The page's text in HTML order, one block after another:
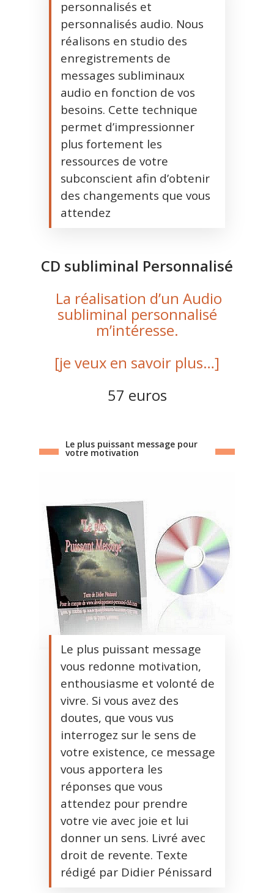
personnalisés et
personnalisés audio. Nous
réalisons en studio des
enregistrements de
messages subliminaux
audio en fonction de vos
besoins. Cette technique
permet d’impressionner
plus fortement les
ressources de votre
subconscient afin d’obtenir
des changements que vous
attendez
CD subliminal Personnalisé
La réalisation d’un Audio
subliminal personnalisé
m’intéresse.
[je veux en savoir plus…]
57 euros
Le plus puissant message pour
votre motivation
Le plus puissant message
vous redonne motivation,
enthousiasme et volonté de
vivre. Si vous avez des
doutes, que vous vus
interrogez sur le sens de
votre existence, ce message
vous apportera les
réponses que vous
attendez pour prendre
votre vie avec joie et lui
donner un sens. Livré avec
droit de revente. Texte
rédigé par Didier Pénissard